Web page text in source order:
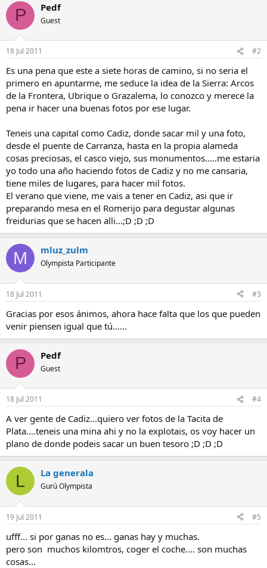
P Pedf
Guest
18 Jul 2011 #2
Es una pena que este a siete horas de camino, si no seria el
primero en apuntarme, me seduce la idea de la Sierra: Arcos
de la Frontera, Ubrique o Grazalema, lo conozco y merece la
pena ir hacer una buenas fotos por ese lugar.
Teneis una capital como Cadiz, donde sacar mil y una foto,
desde el puente de Carranza, hasta en la propia alameda
cosas preciosas, el casco viejo, sus monumentos.....me estaria
yo todo una año haciendo fotos de Cadiz y no me cansaria,
tiene miles de lugares, para hacer mil fotos.
El verano que viene, me vais a tener en Cadiz, asi que ir
preparando mesa en el Romerijo para degustar algunas
freidurias que se hacen alli...;D ;D ;D
M mluz_zulm
Olympista Participante
18 Jul 2011 #3
Gracias por esos ánimos, ahora hace falta que los que pueden
venir piensen igual que tú......
P Pedf
Guest
18 Jul 2011 #4
A ver gente de Cadiz...quiero ver fotos de la Tacita de
Plata....teneis una mina ahi y no la explotais, os voy hacer un
plano de donde podeis sacar un buen tesoro ;D ;D ;D
L La generala
Gurú Olympista
19 Jul 2011 #5
ufff... si por ganas no es... ganas hay y muchas.
pero son muchos kilomtros, coger el coche.... son muchas
cosas...